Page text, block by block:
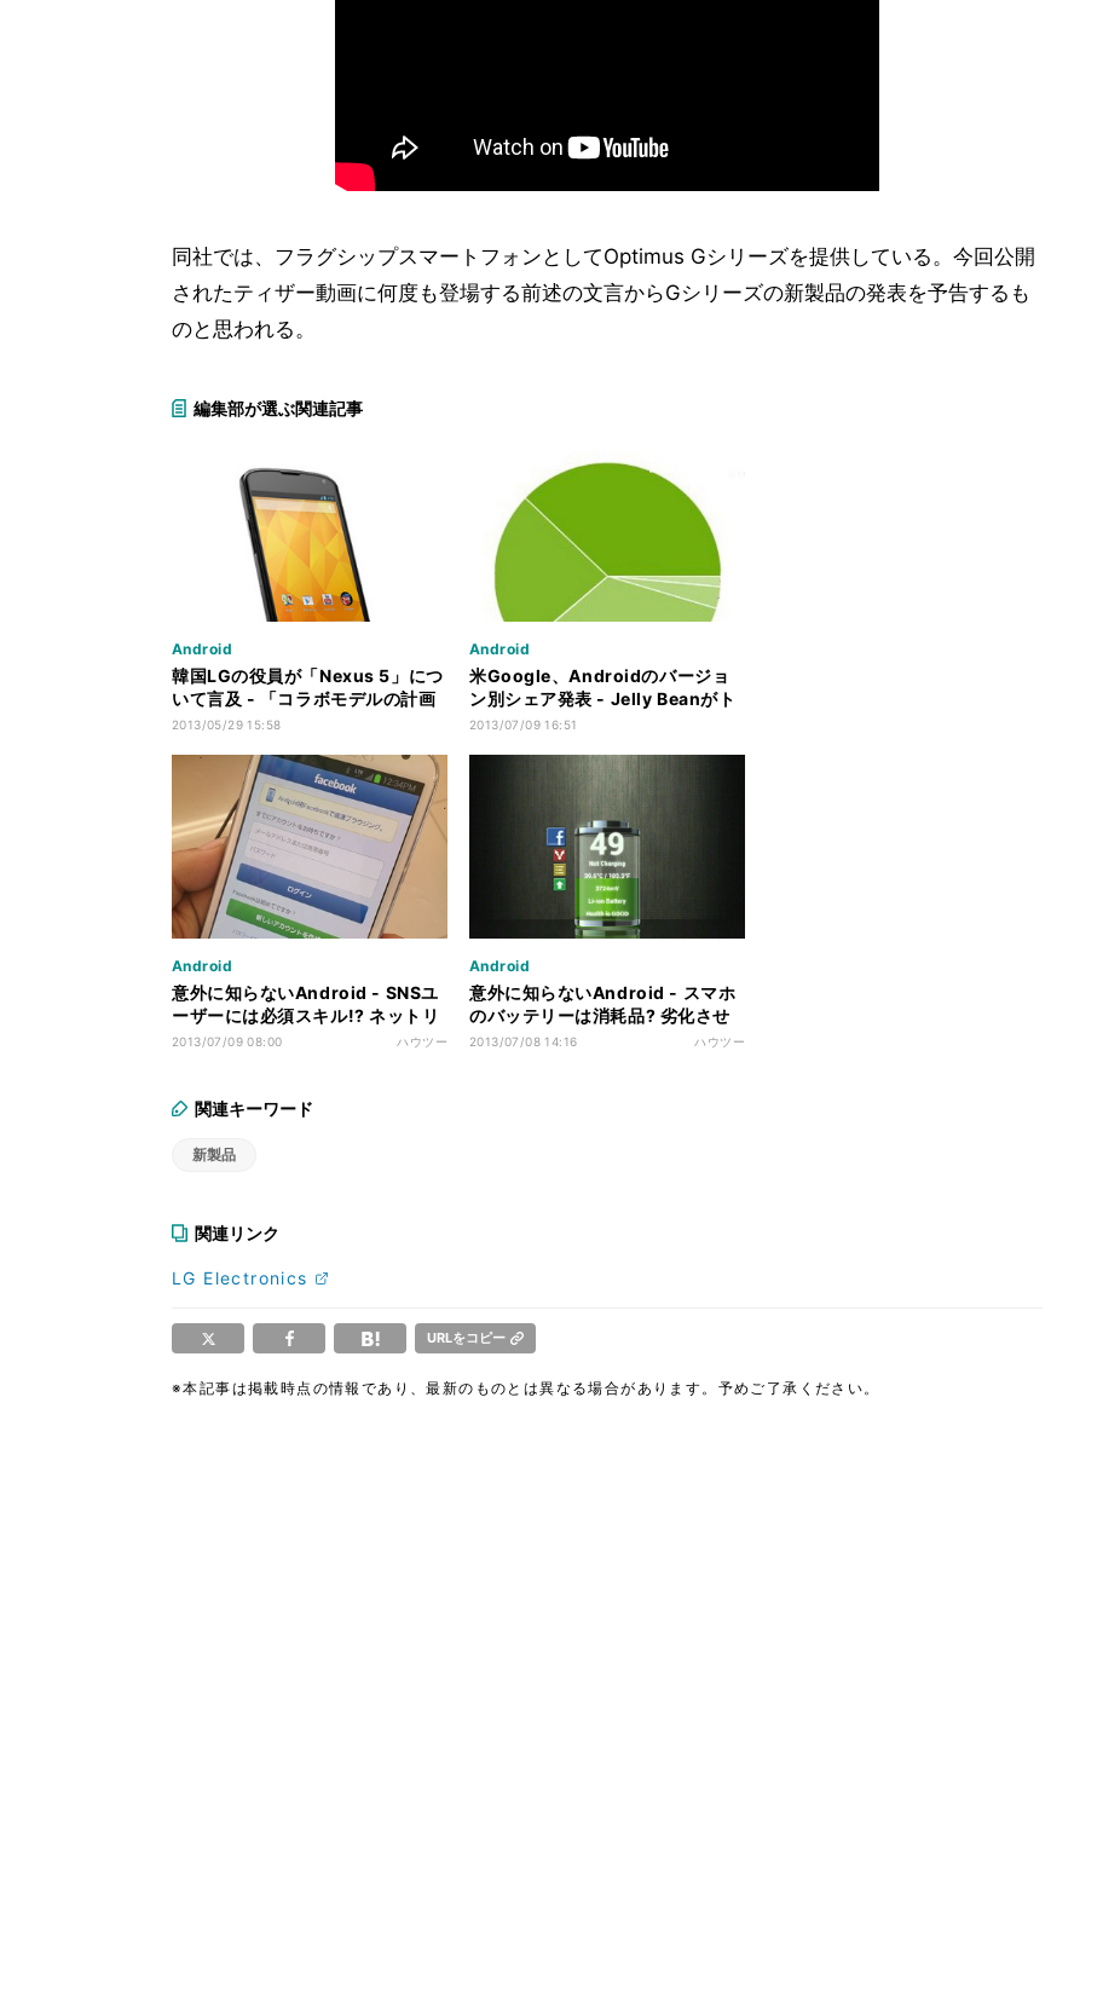
同社では、フラグシップスマートフォンとしてOptimus Gシリーズを提供している。今回公開
されたティザー動画に何度も登場する前述の文言からGシリーズの新製品の発表を予告するも
のと思われる。
編集部が選ぶ関連記事
Android
韓国LGの役員が「Nexus 5」につ
いて言及 - 「コラボモデルの計画
はない」
2013/05/29 15:58
Android
米Google、Androidのバージョ
ン別シェア発表 - Jelly Beanがト
ップに
2013/07/09 16:51
Android
意外に知らないAndroid - SNSユ
ーザーには必須スキル!? ネットリ
テラシー、マナーの重要性につい
2013/07/09 08:00 ハウツー
Android
意外に知らないAndroid - スマホ
のバッテリーは消耗品? 劣化させ
ないための使い方を紹介
2013/07/08 14:16 ハウツー
関連キーワード
新製品
関連リンク
LG Electronics
URLをコピー
※本記事は掲載時点の情報であり、最新のものとは異なる場合があります。予めご了承ください。